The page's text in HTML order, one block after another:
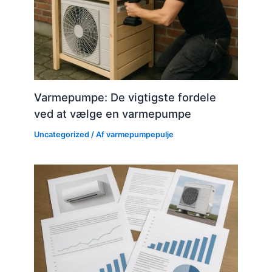
Varmepumpe: De vigtigste fordele
ved at vælge en varmepumpe
Uncategorized / Afvarmepumpepulje